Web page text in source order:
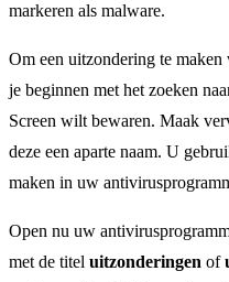
markeren als malware.
Om een uitzondering te
je beginnen met het zoeken
Screen wilt bewaren. Maak
deze een aparte naam. U
maken in uw
Open nu uw
met de titel uitzonderingen of